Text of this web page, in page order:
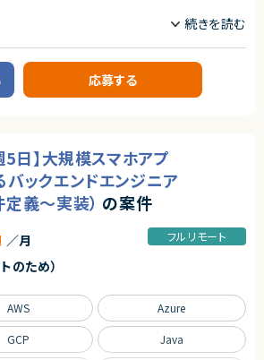
ムを活用したシステム導入支援プロジェクトで
整理し、要件定義から設計・開発・テストまで一貫
マイズ開発
各種機能実装
書等のドキュメント作成
質管理
クト推進
ンバーとのコミュニケーションあり
員募集
応募する
5日】大規模スマホアプ
ックエンドエンジニア
義～実装） の案件
／月
のため）
フルリモート
AWS Azure
GCP Java